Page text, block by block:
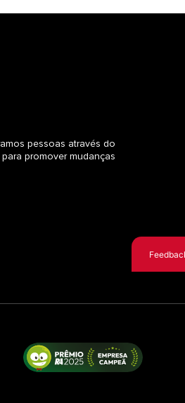
pessoas através do
promover mudanças